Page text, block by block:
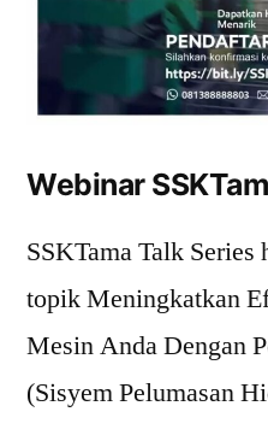
Webinar
SSKTama Talk
topik Meningkatkan
Mesin Anda Dengan
(Sisyem Pelumasan